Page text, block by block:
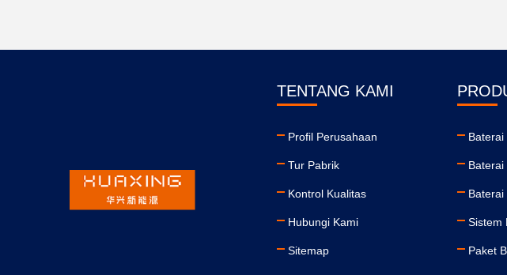
TENTANG KAMI
Profil Perusahaan
Tur Pabrik
Kontrol Kualitas
Hubungi Kami
Sitemap
Baterai
Baterai
Baterai
Sistem
Paket